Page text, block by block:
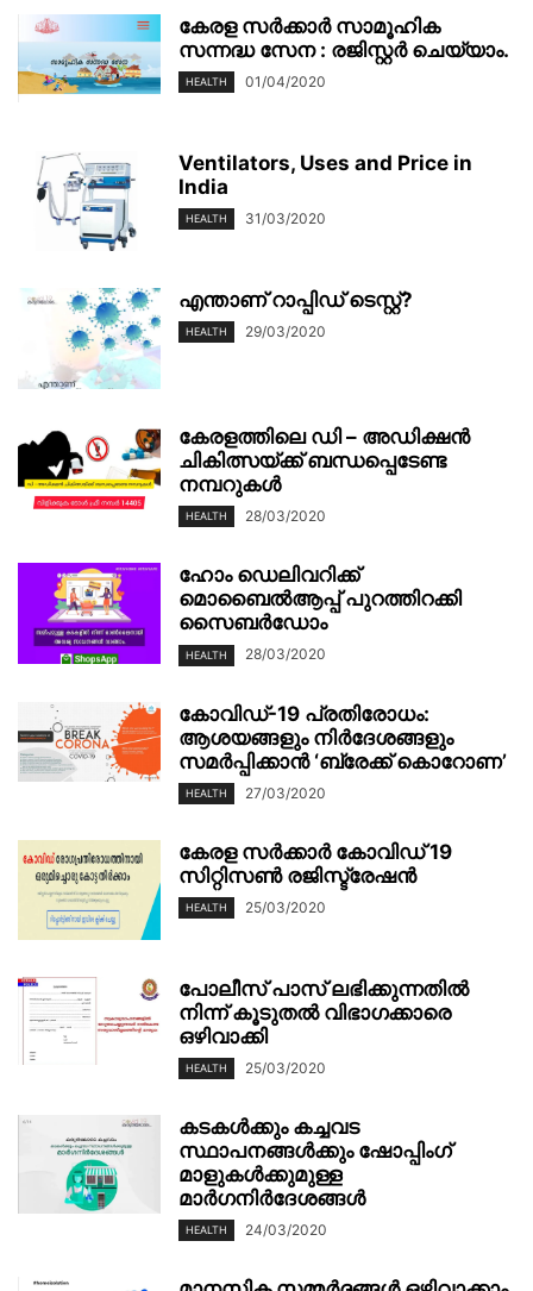
കേരള സർക്കാർ സാമൂഹിക
സന്നദ്ധ സേന : രജിസ്റ്റർ ചെയ്യാം.
HEALTH 01/04/2020
Ventilators, Uses and Price in
India
HEALTH 31/03/2020
എന്താണ് റാപ്പിഡ് ടെസ്റ്റ്?
HEALTH 29/03/2020
കേരളത്തിലെ ഡി – അഡിക്ഷൻ
ചികിത്സയ്ക്ക് ബന്ധപ്പെടേണ്ട
നമ്പറുകൾ
HEALTH 28/03/2020
ഹോം ഡെലിവറിക്ക്
മൊബൈൽആപ്പ് പുറത്തിറക്കി
സൈബർഡോം
HEALTH 28/03/2020
കോവിഡ്-19 പ്രതിരോധം:
ആശയങ്ങളും നിർദേശങ്ങളും
സമർപ്പിക്കാൻ ‘ബ്രേക്ക് കൊറോണ’
HEALTH 27/03/2020
കേരള സർക്കാർ കോവിഡ് 19
സിറ്റിസൺ രജിസ്ട്രേഷൻ
HEALTH 25/03/2020
പോലീസ് പാസ് ലഭിക്കുന്നതിൽ
നിന്ന് കൂടുതൽ വിഭാഗക്കാരെ
ഒഴിവാക്കി
HEALTH 25/03/2020
കടകള്‍ക്കും കച്ചവട
സ്ഥാപനങ്ങള്‍ക്കും ഷോപ്പിംഗ്
മാളുകള്‍ക്കുമുള്ള
മാര്‍ഗനിര്‍ദേശങ്ങൾ
HEALTH 24/03/2020